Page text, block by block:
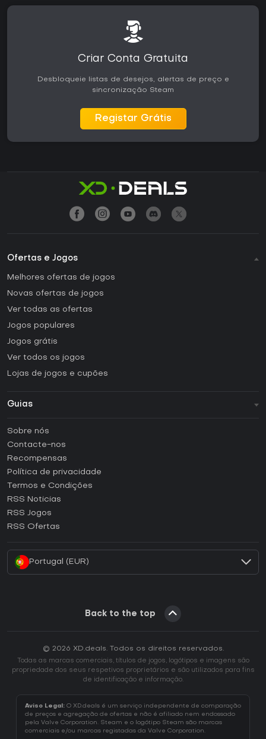
Criar Conta Gratuita
Desbloqueie listas de desejos, alertas de preço e
sincronização Steam
Registar Grátis
Ofertas e Jogos
Melhores ofertas de jogos
Novas ofertas de jogos
Ver todas as ofertas
Jogos populares
Jogos grátis
Ver todos os jogos
Lojas de jogos e cupões
Guias
Como ativar uma CD Key Steam?
Como ativar uma CD Key Epic Games?
Como ativar uma CD Key GOG?
Como ativar uma CD Key Ubisoft Connect?
Sobre nós
Contacte-nos
Recompensas
Política de privacidade
Termos e Condições
RSS Noticias
RSS Jogos
RSS Ofertas
Portugal (EUR)
Back to the top
© 2026 XD.deals. Todos os direitos reservados.
Todas as marcas comerciais, títulos de jogos, logótipos e imagens são
propriedade dos seus respetivos proprietários e são utilizados para fins
de identificação e informação.
Aviso Legal: O XD.deals é um serviço independente de comparação
de preços e agregação de ofertas e não é afiliado nem endossado
pela Valve Corporation. Steam e o logótipo Steam são marcas
comerciais e/ou marcas registadas da Valve Corporation.